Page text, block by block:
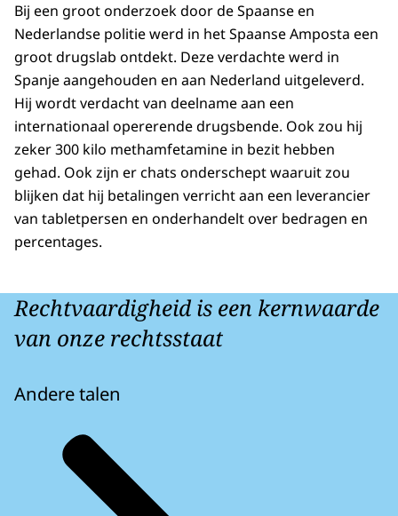
Bij een groot onderzoek door de Spaanse en
Nederlandse politie werd in het Spaanse Amposta een
groot drugslab ontdekt. Deze verdachte werd in
Spanje aangehouden en aan Nederland uitgeleverd.
Hij wordt verdacht van deelname aan een
internationaal opererende drugsbende. Ook zou hij
zeker 300 kilo methamfetamine in bezit hebben
gehad. Ook zijn er chats onderschept waaruit zou
blijken dat hij betalingen verricht aan een leverancier
van tabletpersen en onderhandelt over bedragen en
percentages.
Rechtvaardigheid is een kernwaarde
van onze rechtsstaat
Andere talen